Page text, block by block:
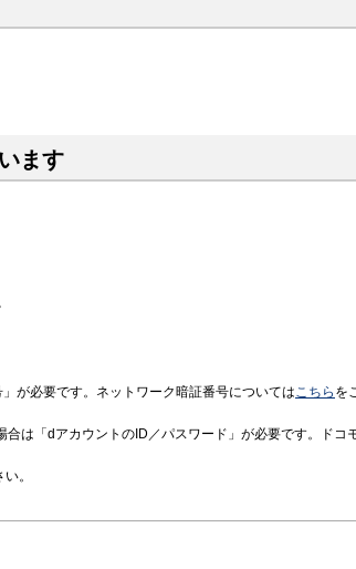
ます
が必要です。ネットワーク暗証番号についてはこちら を
は「dアカウントのID／パスワード」が必要です。ドコ
。